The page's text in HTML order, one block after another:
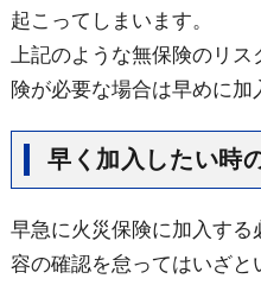
起こってしまいます。
上記のような無保険のリ
険が必要な場合は早めに加
早く加入したい時
早急に火災保険に加入す
容の確認を怠ってはいざと